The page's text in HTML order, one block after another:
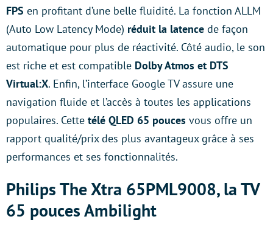
FPS en profitant d’une belle fluidité. La fonction ALLM
(Auto Low Latency Mode) réduit la latence de façon
automatique pour plus de réactivité. Côté audio, le son
est riche et est compatible Dolby Atmos et DTS
Virtual:X. Enfin, l’interface Google TV assure une
navigation fluide et l’accès à toutes les applications
populaires. Cette télé QLED 65 pouces vous offre un
rapport qualité/prix des plus avantageux grâce à ses
performances et ses fonctionnalités.
Philips The Xtra 65PML9008, la TV
65 pouces Ambilight